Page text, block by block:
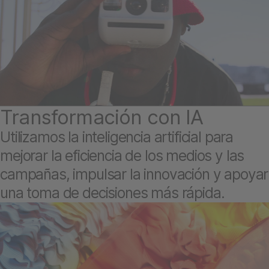
Transformación con IA
Utilizamos la inteligencia artificial para
mejorar la eficiencia de los medios y las
campañas, impulsar la innovación y apoyar
una toma de decisiones más rápida.